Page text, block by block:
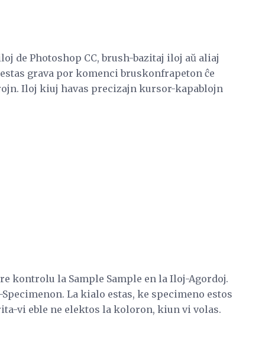
de Photoshop CC, brush-bazitaj iloj aŭ aliaj
grava por komenci bruskonfrapeton ĉe
Iloj kiuj havas precizajn kursor-kapablojn
kontrolu la Sample Sample en la Iloj-Agordoj.
La kialo estas, ke specimeno estos
vi eble ne elektos la koloron, kiun vi volas.